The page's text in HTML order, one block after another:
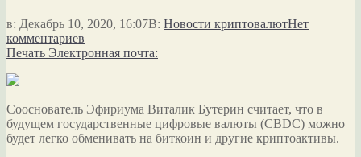
в: Декабрь 10, 2020, 16:07В: Новости криптовалютНет
комментариев
Печать Электронная почта:
Сооснователь Эфириума Виталик Бутерин считает, что в
будущем государственные цифровые валюты (CBDC) можно
будет легко обменивать на биткоин и другие криптоактивы.